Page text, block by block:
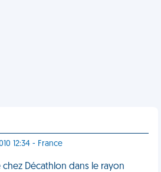
12:34 - France
Décathlon dans le rayon